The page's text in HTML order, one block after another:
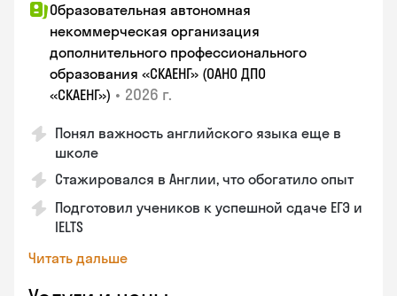
Образовательная автономная
некоммерческая организация
дополнительного профессионального
образования «СКАЕНГ» (ОАНО ДПО
«СКАЕНГ») • 2026 г.
Понял важность английского языка еще в
школе
Стажировался в Англии, что обогатило опыт
Подготовил учеников к успешной сдаче ЕГЭ и
IELTS
Читать дальше